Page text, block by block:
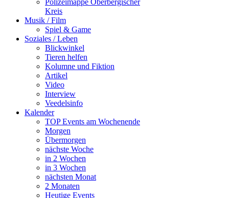
Polizeimappe Oberbergischer
Kreis
Musik / Film
Spiel & Game
Soziales / Leben
Blickwinkel
Tieren helfen
Kolumne und Fiktion
Artikel
Video
Interview
Veedelsinfo
Kalender
TOP Events am Wochenende
Morgen
Übermorgen
nächste Woche
in 2 Wochen
in 3 Wochen
nächsten Monat
2 Monaten
Heutige Events